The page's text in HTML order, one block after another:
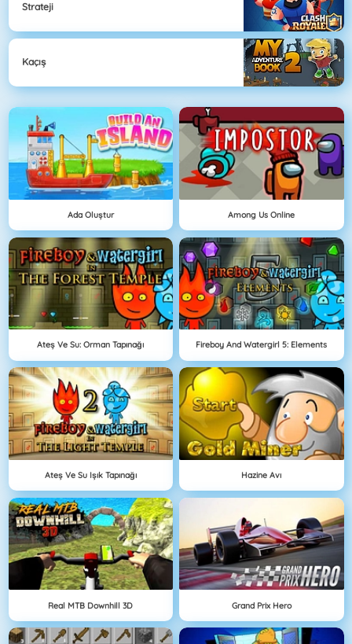
Strateji
Kaçış
Ada Oluştur Among Us Online
Ateş Ve Su: Orman Tapınağı Fireboy And Watergirl 5: Elements
Ateş Ve Su Işık Tapınağı Hazine Avı
Real MTB Downhill 3D Grand Prix Hero